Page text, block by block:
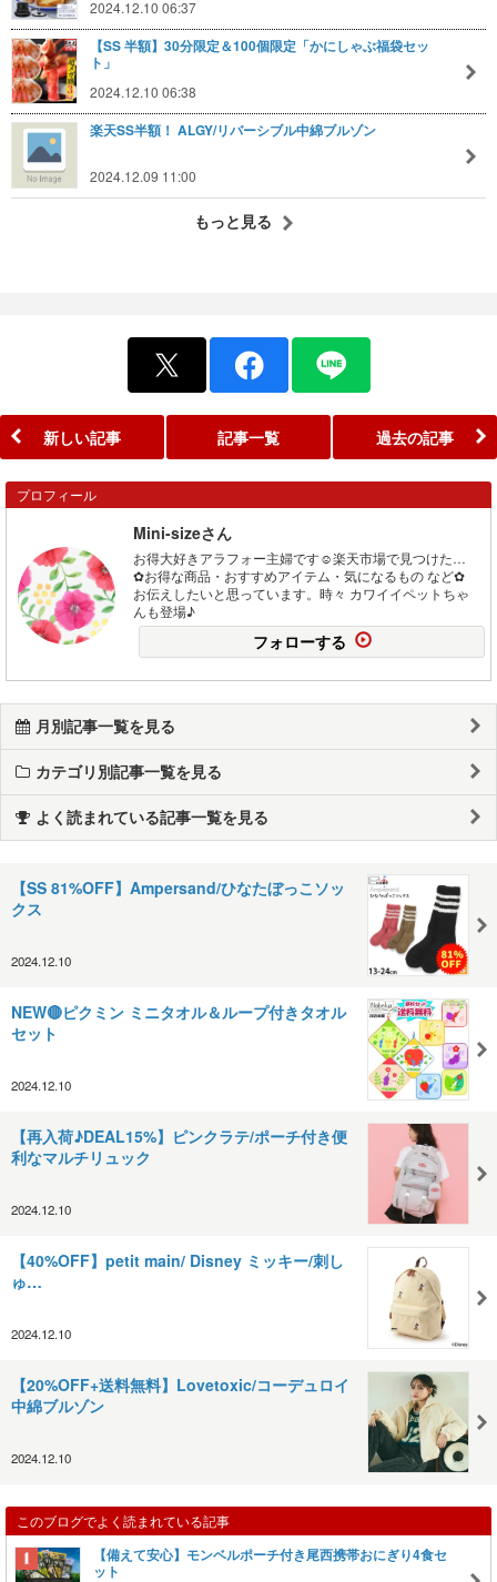
2024.12.10 06:37
【SS 半額】30分限定＆100個限定「かにしゃぶ福袋セッ
ト」
2024.12.10 06:38
楽天SS半額！ ALGY/リバーシブル中綿ブルゾン
2024.12.09 11:00
もっと見る
新しい記事 記事一覧 過去の記事
プロフィール
Mini-sizeさん
お得大好きアラフォー主婦です☺楽天市場で見つけた…
✿お得な商品・おすすめアイテム・気になるもの など✿
お伝えしたいと思っています。時々 カワイイペットちゃ
んも登場♪
フォローする
月別記事一覧を見る
カテゴリ別記事一覧を見る
よく読まれている記事一覧を見る
【SS 81%OFF】Ampersand/ひなたぼっこソッ
クス
2024.12.10
NEW🔴ピクミン ミニタオル＆ループ付きタオル
セット
2024.12.10
【再入荷♪DEAL15%】ピンクラテ/ポーチ付き便
利なマルチリュック
2024.12.10
【40%OFF】petit main/ Disney ミッキー/刺し
ゅ…
2024.12.10
【20%OFF+送料無料】Lovetoxic/コーデュロイ
中綿ブルゾン
2024.12.10
このブログでよく読まれている記事
【備えて安心】モンベルポーチ付き尾西携帯おにぎり4食セ
ット